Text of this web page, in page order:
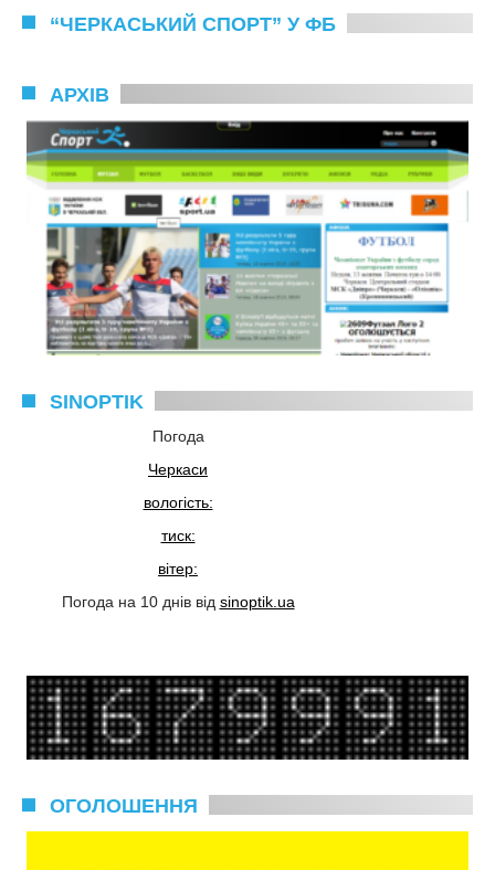
“ЧЕРКАСЬКИЙ СПОРТ” У ФБ
АРХІВ
SINOPTIK
Погода
Черкаси
вологість:
тиск:
вітер:
Погода на 10 днів від sinoptik.ua
ОГОЛОШЕННЯ